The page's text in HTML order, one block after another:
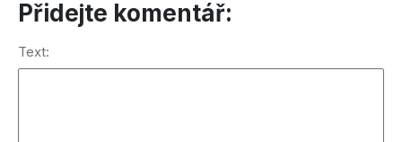
Přidejte komentář:
Text: